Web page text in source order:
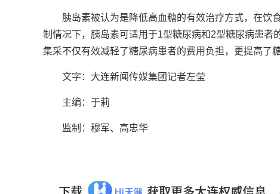
胰岛素被认为是降低高血糖的有效治疗方式，在饮
制情况下，胰岛素可适用于1型糖尿病和2型糖尿病患者
集采不仅有效减轻了糖尿病患者的费用负担，更提高了
文字：大连新闻传媒集团记者左莹
主编：于莉
监制：穆军、高忠华